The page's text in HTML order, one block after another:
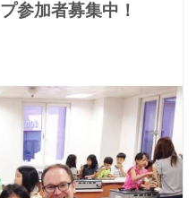
参加者募集中！